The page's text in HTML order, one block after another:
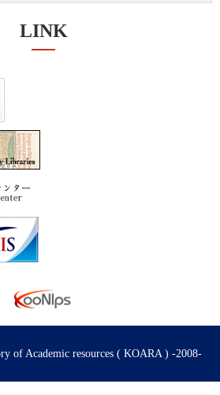
LINK
of Academic resources ( KOARA ) -2008-